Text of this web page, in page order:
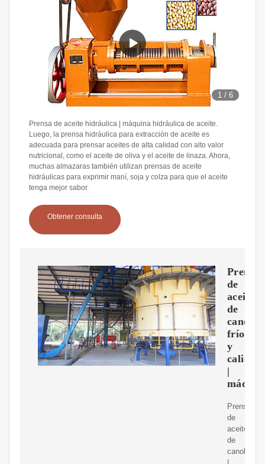
1 /6
Prensa de aceite hidráulica | máquina hidráulica de aceite.
Luego, la prensa hidráulica para extracción de aceite es
adecuada para prensar aceites de alta calidad con alto valor
nutricional, como el aceite de oliva y el aceite de linaza. Ahora,
muchas almazaras también utilizan prensas de aceite
hidráulicas para exprimir maní, soja y colza para que el aceite
tenga mejor sabor.
Obtener consulta
Prensa
de
aceite
de
canola
frío
y
caliente
|
Prensa
de
aceite
de
canola